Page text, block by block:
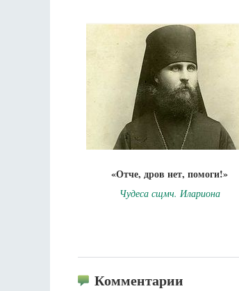
«Отче, дров нет, помоги!»
Чудеса сщмч. Илариона
Комментарии